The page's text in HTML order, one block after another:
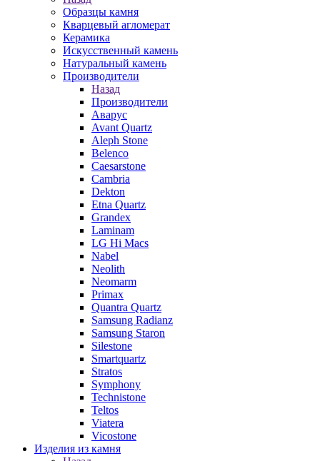
Образцы камня
Кварцевый агломерат
Керамика
Искусственный камень
Натуральный камень
Производители
Назад
Производители
Аварус
Avant Quartz
Aleph Stone
Belenco
Caesarstone
Cambria
Dekton
Etna Quartz
Grandex
Laminam
LG Hi Macs
Nabel
Neolith
Neomarm
Primax
Quantra Quartz
Samsung Radianz
Samsung Staron
Silestone
Smartquartz
Stratos
Symphony
Technistone
Teltos
Viatera
Vicostone
Изделия из камня